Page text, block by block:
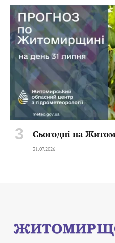
Сьогодні на
31.07.2026